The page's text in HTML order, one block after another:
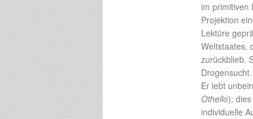
im primitiven
Projektion
Lektüre
Weltstaates,
zurückblieb.
Er lebt
Othello);
individuelle